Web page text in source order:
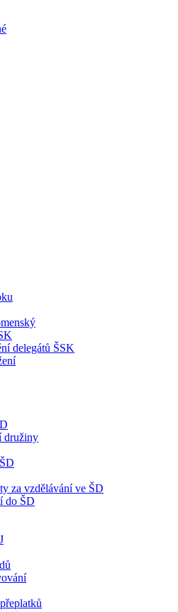
delegátů ŠSK
družiny
za vzdělávání ve ŠD
do ŠD